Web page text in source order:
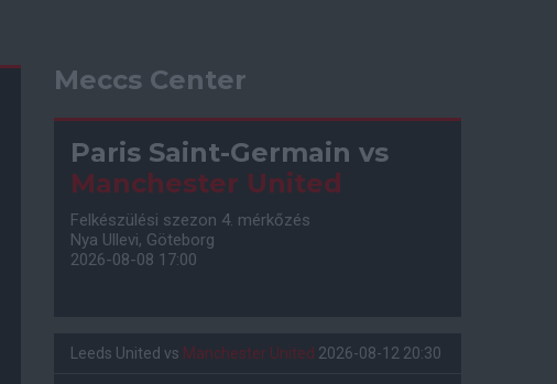
Meccs Center
Paris Saint-Germain vs
Manchester United
Felkészülési szezon 4. mérkőzés
Nya Ullevi, Göteborg
2026-08-08 17:00
Leeds United vs Manchester United 2026-08-12 20:30